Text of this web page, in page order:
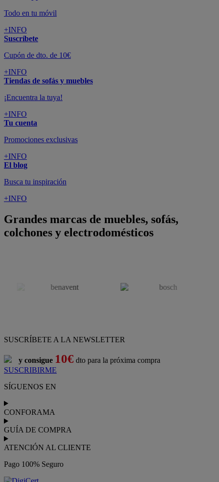
Todo en tu móvil
+INFO
Suscríbete
Cupón de dto. de 10€
+INFO
Tiendas de sofás y muebles
¡Encuentra la tuya!
+INFO
Tu cuenta
Promociones exclusivas
+INFO
El blog
Busca tu inspiración
+INFO
Grandes marcas de muebles, sofás,
colchones y electrodomésticos
SUSCRÍBETE A LA NEWSLETTER
y consigue 10€ dto para la próxima compra
SUSCRIBIRME
SÍGUENOS EN
CONFORAMA
GUÍA DE COMPRA
ATENCIÓN AL CLIENTE
Pago 100% Seguro